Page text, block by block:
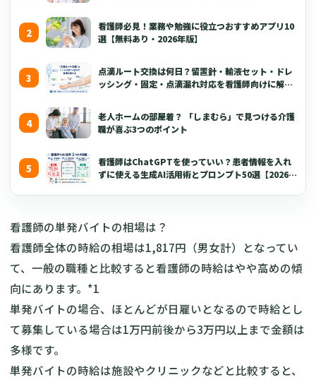
看護師必見！業務や勉強に役立つおすすめアプリ10
選【無料あり・2026年版】
点滴ルート交換は何日？留置針・輸液セット・ドレ
ッシング・固定・点滴漏れ対応を看護師向けに解説
老人ホームの部屋着？ 「しまむら」で見つける介護
職が喜ぶ3つのポイント
看護師はChatGPTを使っていい？患者情報を入れ
ずに使える生成AI活用術とプロンプト50選【2026年
看護師の単発バイトの相場は？
看護師全体の時給の相場は1,817円（男女計）となってい
て、一般の職種と比較すると看護師の時給はやや高めの傾
向にあります。*1
単発バイトの場合、ほとんどが日雇いとなるので時給とし
て募集している場合は1万円前後から3万円以上まで金額は
多様です。
単発バイトの時給は施設やクリニックなどと比較すると、